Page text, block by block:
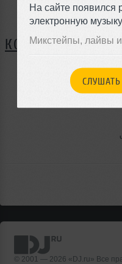
На сайте появился
электронную
Микстейпы, лайвы
СЛУШАТЬ
КОММЕНТАРИИ
© 2001 — 2026 «DJ.ru» Все